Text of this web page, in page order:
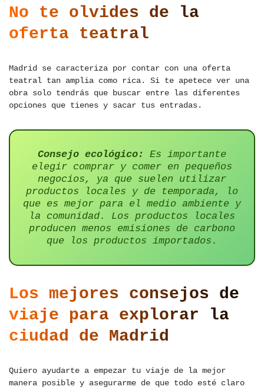
No te olvides de la
oferta teatral
Madrid se caracteriza por contar con una oferta
teatral tan amplia como rica. Si te apetece ver una
obra solo tendrás que buscar entre las diferentes
opciones que tienes y sacar tus entradas.
Consejo ecológico:
Es importante
elegir comprar y comer en pequeños
negocios, ya que suelen utilizar
productos locales y de temporada, lo
que es mejor para el medio ambiente y
la comunidad. Los productos locales
producen menos emisiones de carbono
que los productos importados.
Los mejores consejos de
viaje para explorar la
ciudad de Madrid
Quiero ayudarte a empezar tu viaje de la mejor
manera posible y asegurarme de que todo esté claro